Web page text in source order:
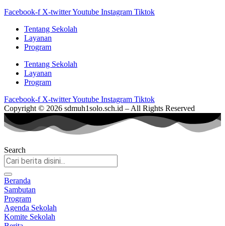
Facebook-f X-twitterYoutube Instagram Tiktok
Tentang Sekolah
Layanan
Program
Tentang Sekolah
Layanan
Program
Facebook-f X-twitterYoutube Instagram Tiktok
Copyright © 2026 sdmuh1solo.sch.id – All Rights Reserved
Search
Beranda
Sambutan
Program
Agenda Sekolah
Komite Sekolah